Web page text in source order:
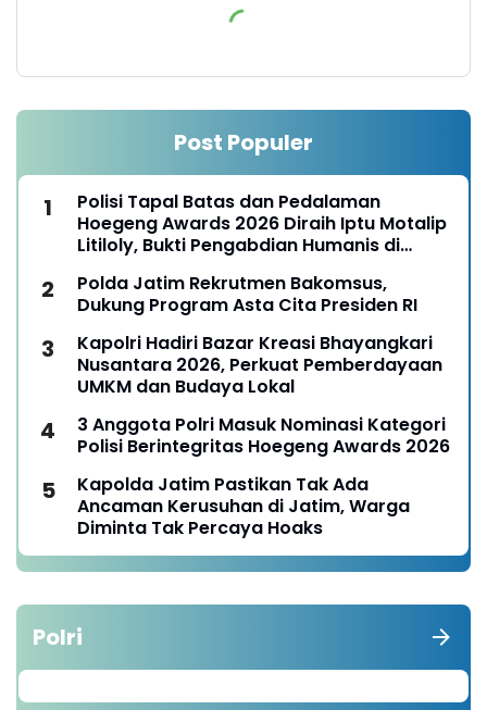
Post Populer
Polisi Tapal Batas dan Pedalaman
Hoegeng Awards 2026 Diraih Iptu Motalip
Litiloly, Bukti Pengabdian Humanis di
Polda Jatim Rekrutmen Bakomsus,
Dukung Program Asta Cita Presiden RI
Kapolri Hadiri Bazar Kreasi Bhayangkari
Nusantara 2026, Perkuat Pemberdayaan
UMKM dan Budaya Lokal
3 Anggota Polri Masuk Nominasi Kategori
Polisi Berintegritas Hoegeng Awards 2026
Kapolda Jatim Pastikan Tak Ada
Ancaman Kerusuhan di Jatim, Warga
Diminta Tak Percaya Hoaks
Polri